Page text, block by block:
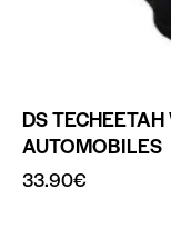
DS
AUTOMOBILES
33.90€